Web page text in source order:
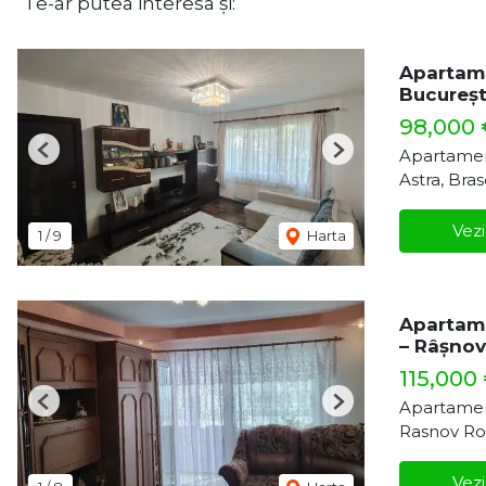
1 /9 Harta
Previous Next
98,000
Astra,
Previous Next
– Râșnov
Rasnov